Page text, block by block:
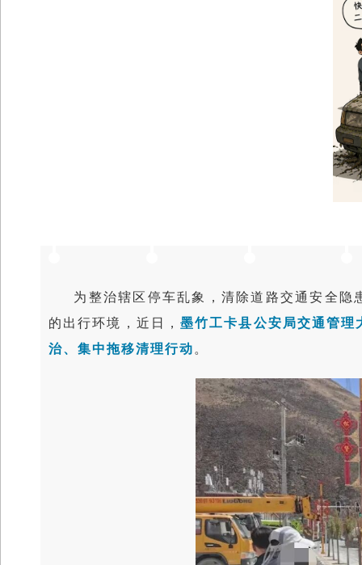
为整治辖区停车乱象，清除道路交通安全
的出行环境，近日， 墨竹工卡县公安局交通管理
治、集中拖移清理行动 。